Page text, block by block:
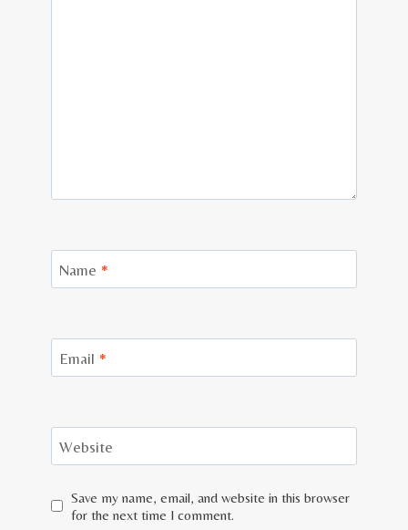
Name *
Email *
Website
Save my name, email, and website in this browser
for the next time I comment.